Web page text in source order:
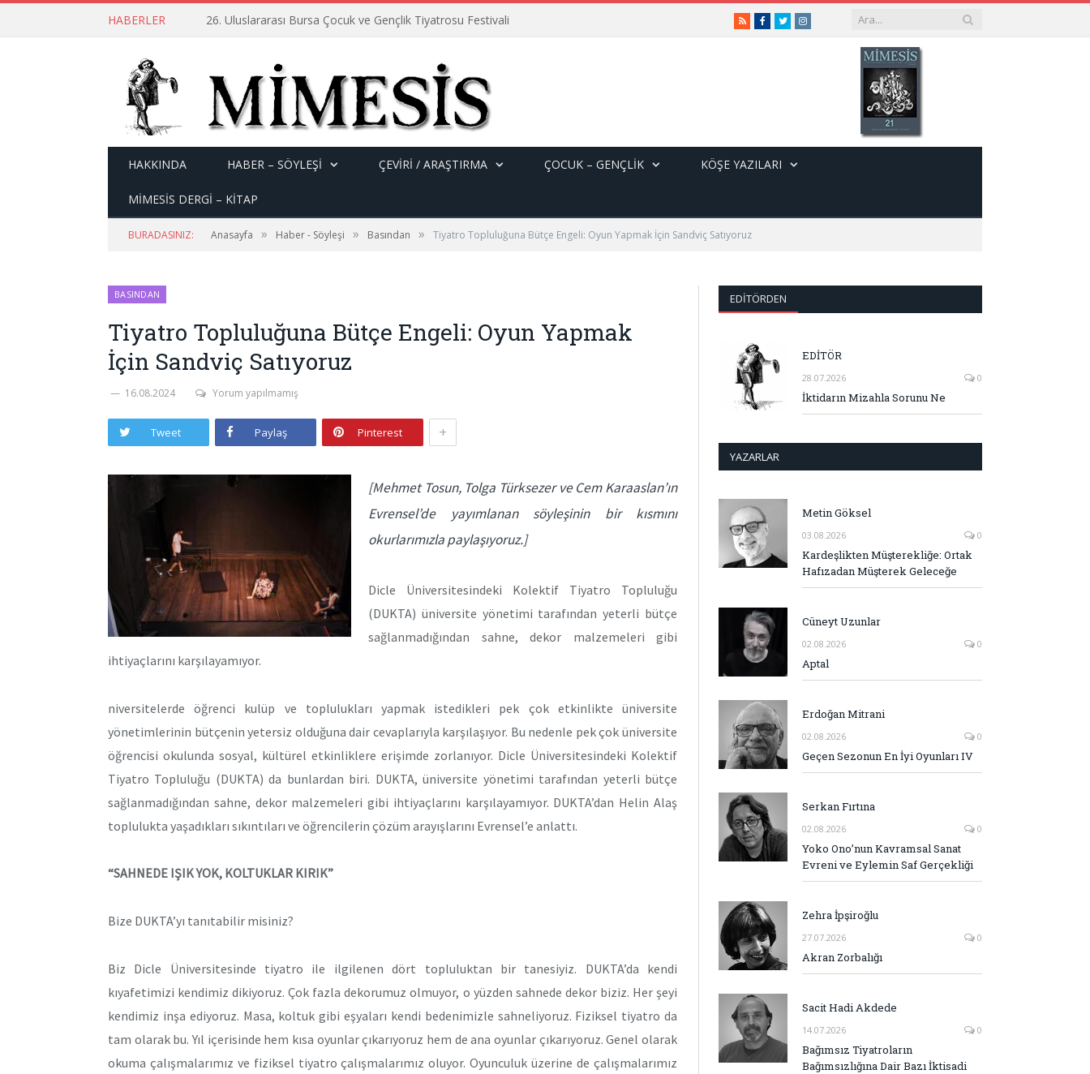
HABERLER 26. Uluslararası Bursa Çocuk ve Gençlik Tiyatrosu Festivali RSSFacebook
TwitterInstagram
HAKKINDA HABER – SÖYLEŞI ÇEVİRİ / ARAŞTIRMA ÇOCUK – GENÇLIK KÖŞE YAZILARI
MİMESİS DERGİ – KİTAP
BURADASINIZ: Anasayfa » Haber - Söyleşi » Basından » Tiyatro Topluluğuna Bütçe Engeli: Oyun Yapmak İçin Sandviç Satıyoruz
BASINDAN
Tiyatro Topluluğuna Bütçe Engeli: Oyun Yapmak
İçin Sandviç Satıyoruz
16.08.2024 Yorum yapılmamış
Tweet Paylaş Pinterest +
[Mehmet Tosun, Tolga Türksezer ve Cem Karaaslan’ın
Evrensel’de yayımlanan söyleşinin bir kısmını
okurlarımızla paylaşıyoruz.]
Dicle Üniversitesindeki Kolektif Tiyatro Topluluğu
(DUKTA) üniversite yönetimi tarafından yeterli bütçe
sağlanmadığından sahne, dekor malzemeleri gibi
ihtiyaçlarını karşılayamıyor.
niversitelerde öğrenci kulüp ve toplulukları yapmak istedikleri pek çok etkinlikte üniversite
yönetimlerinin bütçenin yetersiz olduğuna dair cevaplarıyla karşılaşıyor. Bu nedenle pek çok üniversite
öğrencisi okulunda sosyal, kültürel etkinliklere erişimde zorlanıyor. Dicle Üniversitesindeki Kolektif
Tiyatro Topluluğu (DUKTA) da bunlardan biri. DUKTA, üniversite yönetimi tarafından yeterli bütçe
sağlanmadığından sahne, dekor malzemeleri gibi ihtiyaçlarını karşılayamıyor. DUKTA’dan Helin Alaş
toplulukta yaşadıkları sıkıntıları ve öğrencilerin çözüm arayışlarını Evrensel’e anlattı.
“SAHNEDE IŞIK YOK, KOLTUKLAR KIRIK”
Bize DUKTA’yı tanıtabilir misiniz?
Biz Dicle Üniversitesinde tiyatro ile ilgilenen dört topluluktan bir tanesiyiz. DUKTA’da kendi
kıyafetimizi kendimiz dikiyoruz. Çok fazla dekorumuz olmuyor, o yüzden sahnede dekor biziz. Her şeyi
kendimiz inşa ediyoruz. Masa, koltuk gibi eşyaları kendi bedenimizle sahneliyoruz. Fiziksel tiyatro da
tam olarak bu. Yıl içerisinde hem kısa oyunlar çıkarıyoruz hem de ana oyunlar çıkarıyoruz. Genel olarak
okuma çalışmalarımız ve fiziksel tiyatro çalışmalarımız oluyor. Oyunculuk üzerine de çalışmalarımız
EDITÖRDEN
EDİTÖR
28.07.2026 0
İktidarın Mizahla Sorunu Ne
YAZARLAR
Metin Göksel
03.08.2026 0
Kardeşlikten Müşterekliğe: Ortak
Hafızadan Müşterek Geleceğe
Cüneyt Uzunlar
02.08.2026 0
Aptal
Erdoğan Mitrani
02.08.2026 0
Geçen Sezonun En İyi Oyunları IV
Serkan Fırtına
02.08.2026 0
Yoko Ono’nun Kavramsal Sanat
Evreni ve Eylemin Saf Gerçekliği
Zehra İpşiroğlu
27.07.2026 0
Akran Zorbalığı
Sacit Hadi Akdede
14.07.2026 0
Bağımsız Tiyatroların
Bağımsızlığına Dair Bazı İktisadi